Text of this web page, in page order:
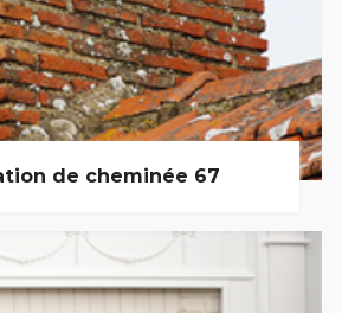
de cheminée 67